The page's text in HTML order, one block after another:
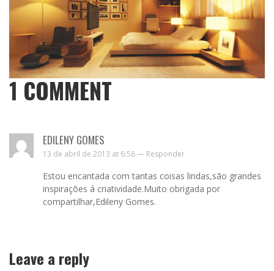
1 COMMENT
EDILENY GOMES
13 de abril de 2013 at 6:58 — Responder
Estou encantada com tantas coisas lindas,são grandes
inspirações á criatividade.Muito obrigada por
compartilhar,Edileny Gomes.
Leave a reply